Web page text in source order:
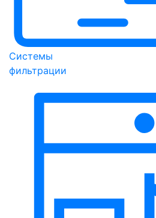
Системы
фильтрации